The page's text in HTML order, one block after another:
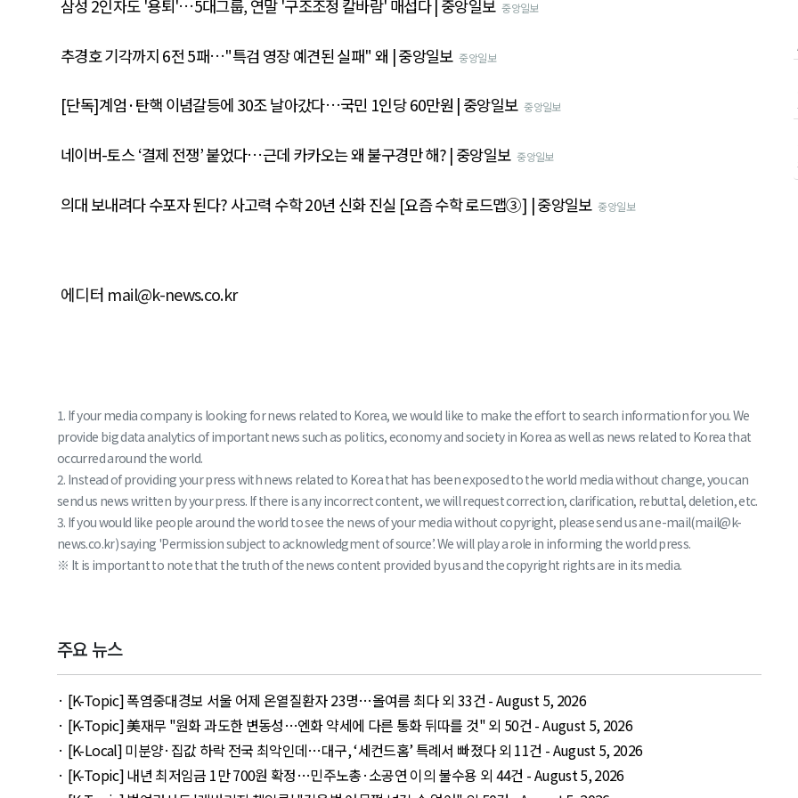
삼성 2인자도 '용퇴'…5대그룹, 연말 '구조조정 칼바람' 매섭다 | 중앙일보 중앙일보
추경호 기각까지 6전 5패…"특검 영장 예견된 실패" 왜 | 중앙일보 중앙일보
[단독]계엄·탄핵 이념갈등에 30조 날아갔다…국민 1인당 60만원 | 중앙일보 중앙일보
네이버-토스 ‘결제 전쟁’ 붙었다…근데 카카오는 왜 불구경만 해? | 중앙일보 중앙일보
의대 보내려다 수포자 된다? 사고력 수학 20년 신화 진실 [요즘 수학 로드맵③] | 중앙일보 중앙일보
에디터 mail@k-news.co.kr
1. If your media company is looking for news related to Korea, we would like to make the effort to search information for you. We
provide big data analytics of important news such as politics, economy and society in Korea as well as news related to Korea that
occurred around the world.
2. Instead of providing your press with news related to Korea that has been exposed to the world media without change, you can
send us news written by your press. If there is any incorrect content, we will request correction, clarification, rebuttal, deletion, etc.
3. If you would like people around the world to see the news of your media without copyright, please send us an e-mail(mail@k-
news.co.kr) saying 'Permission subject to acknowledgment of source’. We will play a role in informing the world press.
※ It is important to note that the truth of the news content provided by us and the copyright rights are in its media.
주요 뉴스
· [K-Topic] 폭염중대경보 서울 어제 온열질환자 23명…올여름 최다 외 33건 - August 5, 2026
· [K-Topic] 美재무 "원화 과도한 변동성…엔화 약세에 다른 통화 뒤따를 것" 외 50건 - August 5, 2026
· [K-Local] 미분양·집값 하락 전국 최악인데…대구, ‘세컨드홈’ 특례서 빠졌다 외 11건 - August 5, 2026
· [K-Topic] 내년 최저임금 1만 700원 확정…민주노총·소공연 이의 불수용 외 44건 - August 5, 2026